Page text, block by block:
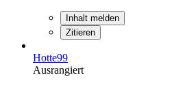
Inhalt melden
Zitieren
Hotte99
Ausrangiert